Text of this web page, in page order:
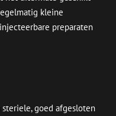
kleine
preparaten
goed afgesloten